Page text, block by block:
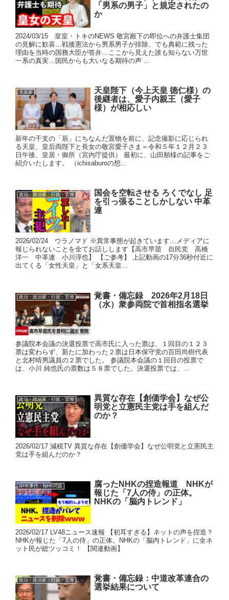
「男系の男子」と規定されたの
か
2024/03/15 皇室・トキのNEWS 敬宮殿下の即位への弁護士集団
の見解に歓喜…戦後憲法から男系男子が排除、でも典範に残った
理由を当時の国務大臣が答弁…ここから見えた誰も知らない万世
一系の真実…国民からも大いなる期待の声 ...
天皇家
天皇陛下（今上天皇 徳仁様）の
後継者は、愛子内親王（愛子
様）が相応しい
新年の干支の「辰」にちなんだ置物を前に、記念撮影に応じられ
る天皇、皇后両陛下と長女の敬宮愛子さま＝令和５年１２月２３
日午後、皇居・御所（宮内庁提供） 最初に、山田順様の記事をご
紹介いたします。 （ichisaburoの想...
政治・政治家・行政・官僚
国会を空転させる ろくでなし 足
を引っ張ることしかしない 中革
連
2026/02/24 ウラノマド ※異常事態が起きています…メディアに
報じられないことを全てお話しします【高市早苗 自民党 高橋
洋一 中革連 小川淳也】 【ご参考】 上記動画の17分36秒付近に
出てくる「女性天皇」と「女系天皇...
政治・政治家・行政・官僚
覚書・備忘録 2026年2月18日
（水）衆参両院で首相指名選挙
参議院本会議の決選投票で高市氏に入った票は、１回目の１２３
票は変わらず、新たに加わった２票は日本保守党の百田尚樹代表
と北村晴男議員の２票でした。 参議院本会議の１回目の投票で
は、小川 純也氏の票数は５８票でした。決選投票では、...
政治・政治家・行政・官僚
異質な存在【創価学会】なぜ公
明党と立憲民主党は手を組んだ
のか？
2026/02/17 減税TV 異質な存在【創価学会】なぜ公明党と立憲民主
党は手を組んだのか？
NHK事件・NHK問題
腐ったNHKの捏造報道 NHKが
報じた「7人の侍」の正体。
NHKの「脳内トレンド」
2026/02/17 LV48ニュース速報 【初耳すぎる】ネットの声を捏造？
NHKが報じた「7人の侍」の正体。NHKの「脳内トレンド」に全ネ
ット民が総ツッコミ！ 【関連動画】
政治・政治家・行政・官僚
覚書・備忘録：中道改革連合の
選挙結果について